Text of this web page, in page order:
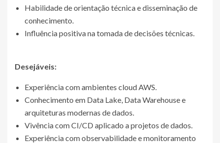
Habilidade de orientação técnica e disseminação de
conhecimento.
Influência positiva na tomada de decisões técnicas.
Desejáveis:
Experiência com ambientes cloud AWS.
Conhecimento em Data Lake, Data Warehouse e
arquiteturas modernas de dados.
Vivência com CI/CD aplicado a projetos de dados.
Experiência com observabilidade e monitoramento